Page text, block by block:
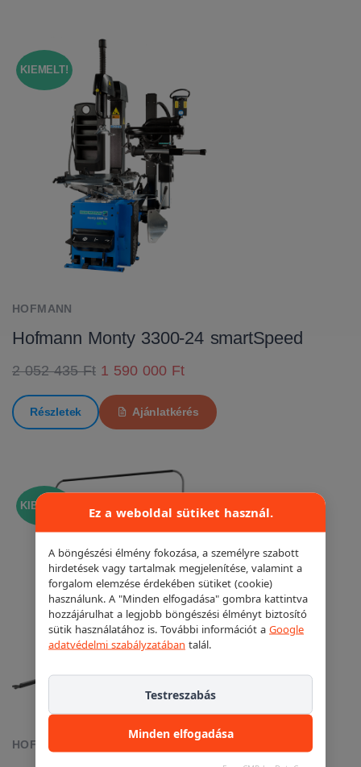
KIEMELT!
HOFMANN
Hofmann Monty 3300-24 smartSpeed
2 052 435 Ft 1 590 000 Ft
Részletek Ajánlatkérés
KIEMELT!
HOFMANN
Ez a weboldal sütiket használ.
A böngészési élmény fokozása, a személyre szabott
hirdetések vagy tartalmak megjelenítése, valamint a
forgalom elemzése érdekében sütiket (cookie)
használunk. A "Minden elfogadása" gombra kattintva
hozzájárulhat a legjobb böngészési élményt biztosító
sütik használatához is. További információt a Google
adatvédelmi szabályzatában talál.
Minden elfogadása
Testreszabás